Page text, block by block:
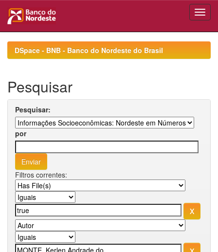
navigationDSpace - BNB - Banco do Nordeste do Brasil
Pesquisar
Pesquisar:
por
Filtros correntes: